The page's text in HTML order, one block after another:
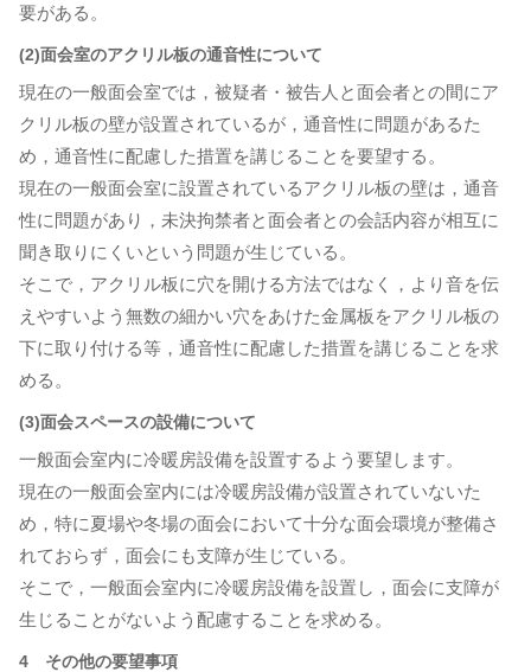
要がある。
(2)面会室のアクリル板の通音性について
現在の一般面会室では，被疑者・被告人と面会者との間にア
クリル板の壁が設置されているが，通音性に問題があるた
め，通音性に配慮した措置を講じることを要望する。
現在の一般面会室に設置されているアクリル板の壁は，通音
性に問題があり，未決拘禁者と面会者との会話内容が相互に
聞き取りにくいという問題が生じている。
そこで，アクリル板に穴を開ける方法ではなく，より音を伝
えやすいよう無数の細かい穴をあけた金属板をアクリル板の
下に取り付ける等，通音性に配慮した措置を講じることを求
める。
(3)面会スペースの設備について
一般面会室内に冷暖房設備を設置するよう要望します。
現在の一般面会室内には冷暖房設備が設置されていないた
め，特に夏場や冬場の面会において十分な面会環境が整備さ
れておらず，面会にも支障が生じている。
そこで，一般面会室内に冷暖房設備を設置し，面会に支障が
生じることがないよう配慮することを求める。
4 その他の要望事項